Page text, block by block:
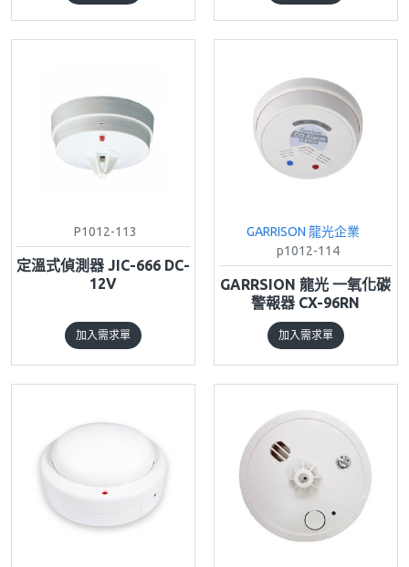
P1012-113
定溫式偵測器 JIC-666 DC-
12V
加入需求單
GARRISON 龍光企業
p1012-114
GARRSION 龍光 一氧化碳
警報器 CX-96RN
加入需求單